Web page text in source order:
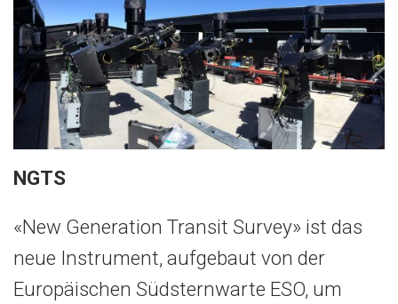
NGTS
«New Generation Transit Survey» ist das
neue Instrument, aufgebaut von der
Europäischen Südsternwarte ESO, um